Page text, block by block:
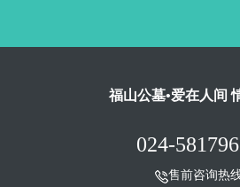
福山公墓•爱在人间
024-
售前咨询热